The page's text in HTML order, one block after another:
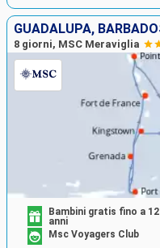
8 giorni, MSC Meraviglia
Bambini gratis fino a 12
anni
Msc Voyagers Club